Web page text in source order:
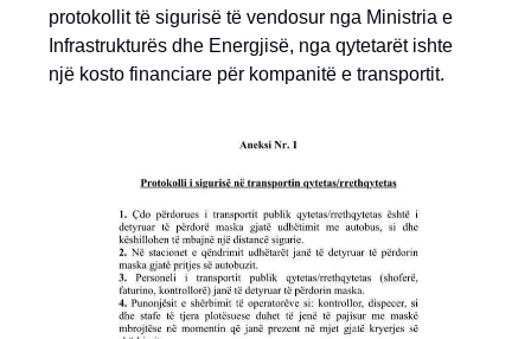
protokollit të sigurisë të vendosur nga Ministria e
Infrastrukturës dhe Energjisë, nga qytetarët ishte
një kosto financiare për kompanitë e transportit.